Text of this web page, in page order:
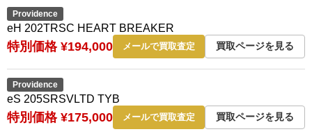
Providence
eH 202TRSC HEART BREAKER
特別価格 ¥194,000 メールで買取査定 買取ページを見る
Providence
eS 205SRSVLTD TYB
特別価格 ¥175,000 メールで買取査定 買取ページを見る